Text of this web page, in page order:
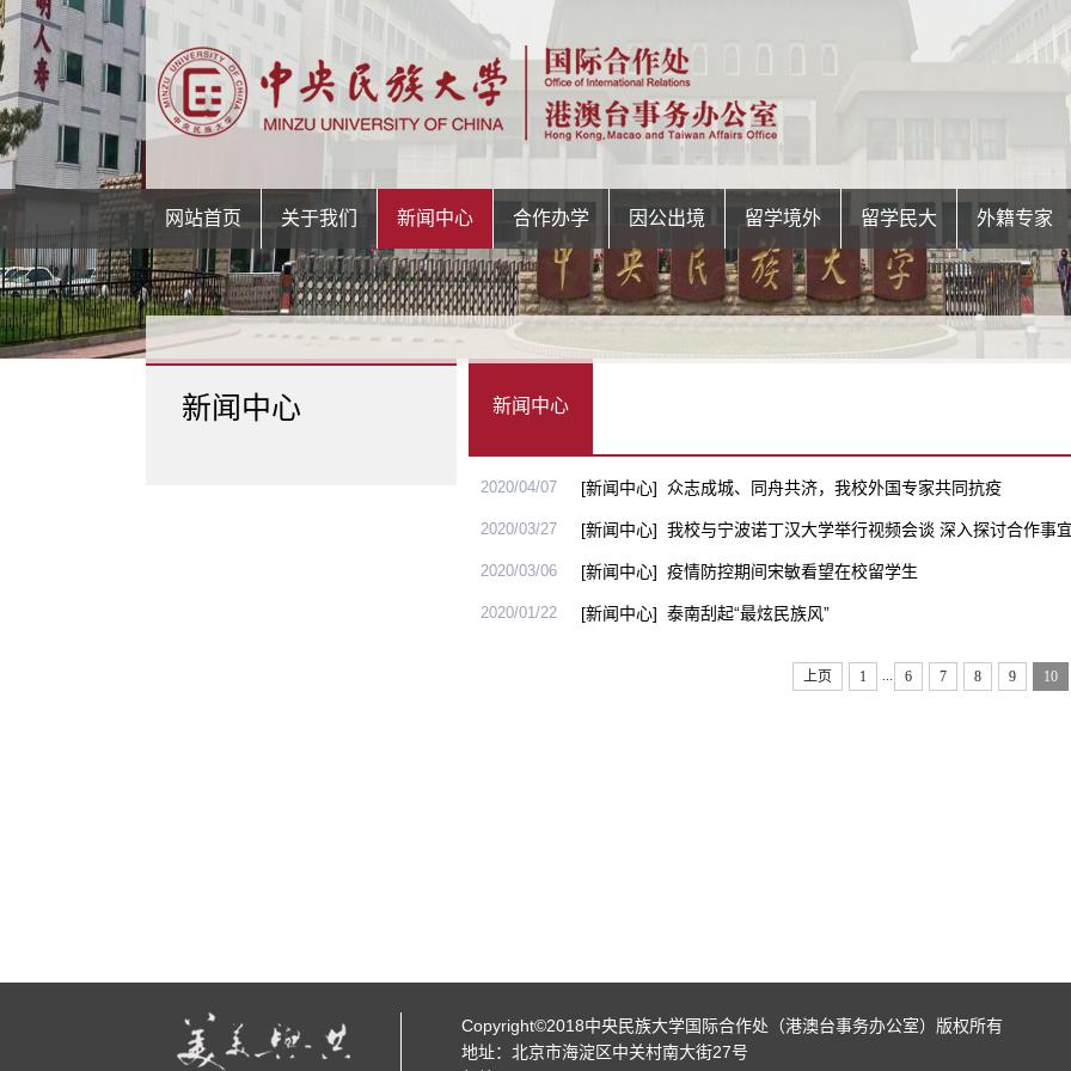
网站首页 关于我们 新闻中心 合作办学 因公出境 留学境外 留学民大 外籍专家
新闻中心 新闻中心
2020/04/07 [新闻中心] 众志成城、同舟共济，我校外国专家共同抗疫
2020/03/27 [新闻中心] 我校与宁波诺丁汉大学举行视频会谈 深入探讨合作事
2020/03/06 [新闻中心] 疫情防控期间宋敏看望在校留学生​
2020/01/22 [新闻中心] 泰南刮起“最炫民族风”
上页 1 6 7 8 9 10
Copyright©2018中央民族大学国际合作处（港澳台事务办公室）版权所有
地址：北京市海淀区中关村南大街27号